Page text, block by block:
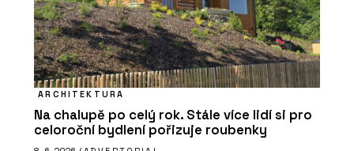
ARCHITEKTURA
Na chalupě po celý rok. Stále více lidí si pro
celoroční bydlení pořizuje roubenky